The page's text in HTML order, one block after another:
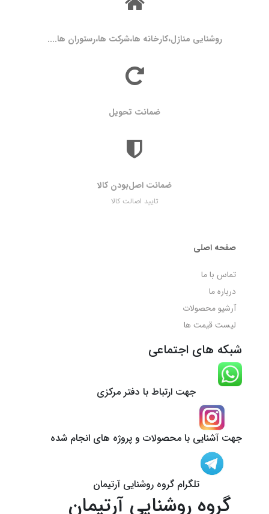
روشنایی منازل،کارخانه ها،شرکت ها،رستوران ها....
ضمانت تحویل
ضمانت اصل‌بودن کالا
تایید اصالت کالا
صفحه اصلی
تماس با ما
درباره ما
آرشیو محصولات
لیست قیمت ها
شبکه های اجتماعی
جهت ارتباط با دفتر مرکزی
جهت آشنایی با محصولات و پروژه های انجام شده
تلگرام گروه روشنایی آرتیمان
گروه روشنایی آرتیمان